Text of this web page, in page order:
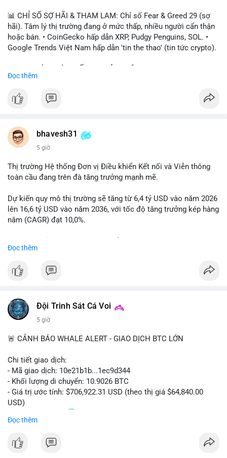
📊 CHỈ SỐ SỢ HÃI & THAM LAM: Chỉ số Fear & Greed 29 (sợ
hãi). Tâm lý thị trường đang ở mức thấp, nhiều người cẩn thận
hoặc bán. • CoinGecko hấp dẫn XRP, Pudgy Penguins, SOL. •
Google Trends Việt Nam hấp dẫn 'tin the thao' (tin tức crypto).
ONDO, CASHCAT. • Chủ đề 'tô thị ty na' (tỷ giá) và 'giao thông'
BTC breakout và lệnh long/short.
định crypto là 'vấn đề lớn' giúp giảm áp lực USD. • Binance hỗ
trợ cổ phiếu Apple/IBM. • Bài đăng hấp dẫn về $HFT, $SKYAI,
💡 NHẬN ĐỊNH & KHUYẾN NGHỊ: Tâm lý thị trường đang phân
coin (PENGU, CASHCAT) và tin cậy từ các dự án lớn (BTC,
SOL). Rủi ro tăng nếu không có thông tin rõ ràng về quy định.
Đọc thêm
bhavesh31
5 giờ
Thị trường Hệ thống Đơn vị Điều khiển Kết nối và Viễn thông
toàn cầu đang trên đà tăng trưởng mạnh mẽ.
Dự kiến quy mô thị trường sẽ tăng từ 6,4 tỷ USD vào năm 2026
lên 16,6 tỷ USD vào năm 2036, với tốc độ tăng trưởng kép hàng
năm (CAGR) đạt 10,0%.
trong các lĩnh vực ô tô, logistics và thiết bị thông minh.
Doanh nghiệp cần theo dõi xu hướng này để nắm bắt cơ hội
Đọc thêm
Đội Trinh Sát Cá Voi
5 giờ
🚨 CẢNH BÁO WHALE ALERT - GIAO DỊCH BTC LỚN
Chi tiết giao dịch:
- Mã giao dịch: 10e21b1b...1ec9d344
- Khối lượng di chuyển: 10.9026 BTC
- Giá trị ước tính: $706,922.31 USD (theo thị giá $64,840.00
USD)
- Thời gian: 18:20
Nhận định phân tích:
Giao dịch 10.9 BTC trị giá hơn 706 nghìn USD được thực hiện
Đọc thêm